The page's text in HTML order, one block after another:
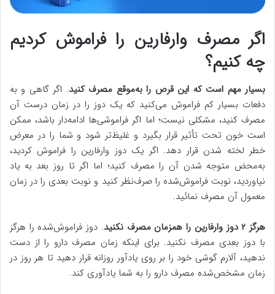
اگر مصرف وارفارین را فراموش کردیم
چه کنیم؟
بسیار مهم است که این قرص را به‌موقع مصرف کنید. اگر گاهی و به
دفعات بسیار کم فراموش می‌کنید که یک دوز را در زمان درست آن
مصرف کنید، مشکلی نیست؛ اما اگر فراموشی‌ها ادامه‌دار باشد، ممکن
است خون تحت تأثیر قرار بگیرد و غلیظ‌تر شود و شما را در معرض
خطر لخته شدن قرار دهد. اگر یک دوز وارفارین را فراموش کردید،
به‌محض متوجه شدن آن را مصرف کنید؛ اما اگر تا روز بعد به یاد
نیاوردید، نوبت فراموش‌شده را صرف‌نظر کنید و نوبت بعدی را در زمان
معمول آن مصرف نمائید.
هرگز ۲ دوز وارفارین را همزمان مصرف نکنید
. دوز فراموش‌شده را هرگز
با دوز بعدی مصرف نکنید. برای اینکه زمان مصرف دارو را از دست
ندهید، آلارم گوشی خود را بر روی یادآور روزانه قرار دهید تا هر روز در
زمان مشخص‌شده مصرف دارو را به شما یادآوری کند.